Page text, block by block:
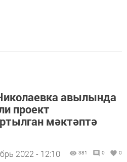
авылында
проект
мәктәптә
2022 - 12:10 381 0 0